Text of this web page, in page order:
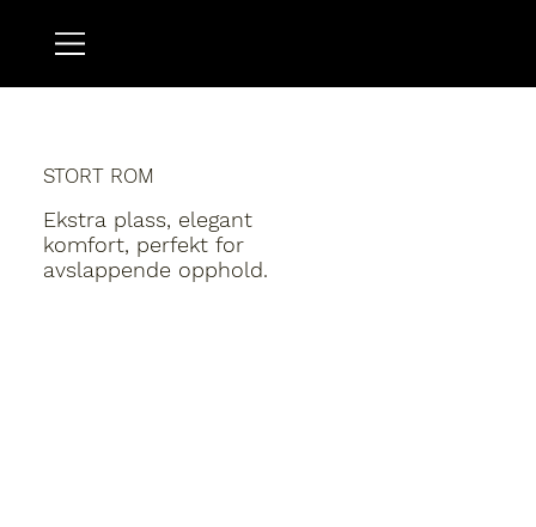
STORT ROM
Ekstra plass, elegant
komfort, perfekt for
avslappende opphold.